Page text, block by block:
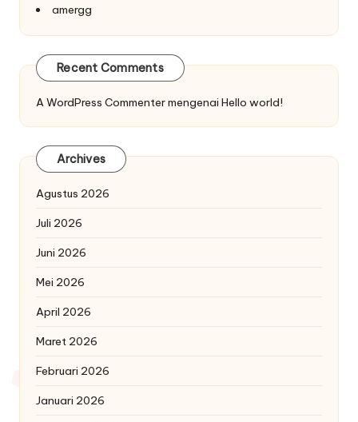
amergg
Recent Comments
A WordPress Commentermengenai Hello world!
Archives
Agustus 2026
Juli 2026
Juni 2026
Mei 2026
April 2026
Maret 2026
Februari 2026
Januari 2026